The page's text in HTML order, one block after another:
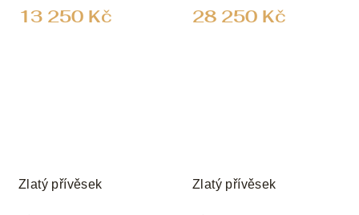
13 250 Kč 28 250 Kč
Zlatý přívěsek Zlatý přívěsek